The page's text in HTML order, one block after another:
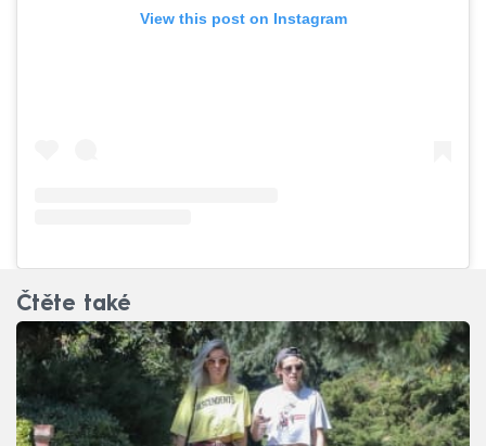
View this post on Instagram
Čtěte také